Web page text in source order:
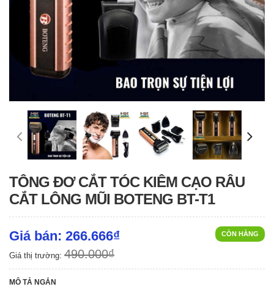
TÔNG ĐƠ CẮT TÓC KIÊM CẠO RÂU
CẮT LÔNG MŨI BOTENG BT-T1
CÒN HÀNG
Giá bán: 266.666₫
Giá thị trường: 490.000₫
MÔ TẢ NGẮN